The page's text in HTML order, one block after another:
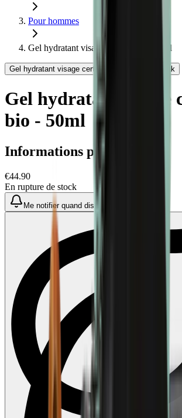
Pour hommes
Gel hydratant visage certifié bio - 50ml
Gel hydratant visage certifié bio - 50ml - Bivouak
Gel hydratant visage
bio - 50ml
Informations produit
€44.90
En rupture de stock
Me notifier quand disponible